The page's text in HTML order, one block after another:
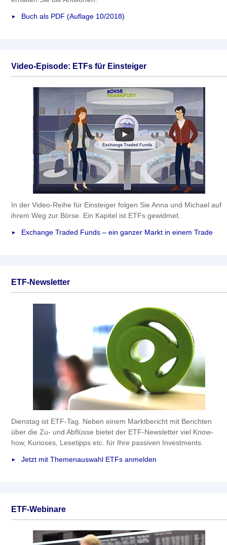
Buch als PDF (Auflage 10/2018)
Video-Episode: ETFs für Einsteiger
In der Video-Reihe für Einsteiger folgen Sie Anna und Michael auf
ihrem Weg zur Börse. Ein Kapitel ist ETFs gewidmet.
Exchange Traded Funds – ein ganzer Markt in einem Trade
ETF-Newsletter
Dienstag ist ETF-Tag. Neben einem Marktbericht mit Berichten
über die Zu- und Abflüsse bietet der ETF-Newsletter viel Know-
how, Kurioses, Lesetipps etc. für Ihre passiven Investments.
Jetzt mit Themenauswahl ETFs anmelden
ETF-Webinare